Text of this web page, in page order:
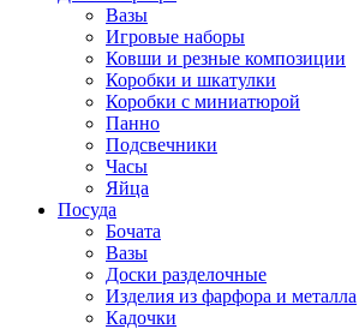
Вазы
Игровые наборы
Ковши и резные композиции
Коробки и шкатулки
Коробки с миниатюрой
Панно
Подсвечники
Часы
Яйца
Посуда
Бочата
Вазы
Доски разделочные
Изделия из фарфора и металла
Кадочки